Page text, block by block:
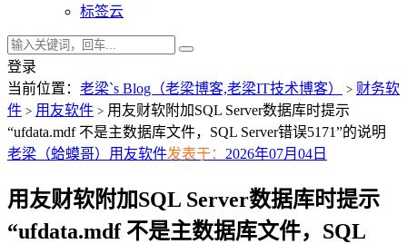
标签云
登录
当前位置： 老梁`s Blog（老梁博客,老梁IT技术博客） > 财务软
件 > 用友软件 > 用友财软附加SQL Server数据库时提示
“ufdata.mdf 不是主数据库文件，SQL Server错误5171”的说明
老梁（蛤蟆哥） 用友软件发表于： 2026年07月04日
用友财软附加SQL Server数据库时提示
“ufdata.mdf 不是主数据库文件，SQL